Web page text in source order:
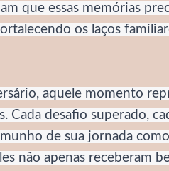
que essas memórias
os laços
aquele momento
Cada desafio superado,
de sua jornada
não apenas receberam